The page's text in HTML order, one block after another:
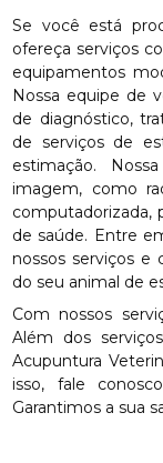
Se você está
ofereça serviços
equipamentos
Nossa equipe de
de diagnóstico,
de serviços de
estimação.
imagem, como
computadorizada,
de saúde. Entre
nossos serviços e
do seu animal de
Com nossos
Além dos
Acupuntura
isso, fale
Garantimos a sua